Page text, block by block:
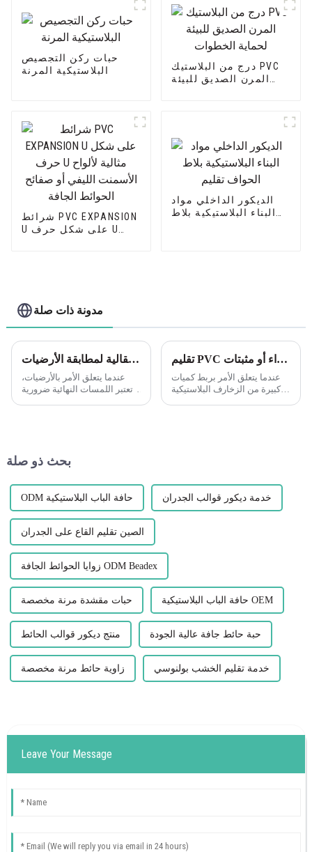
حبات ركن التجصيص
البلاستيكية المرنة
درج من البلاستيك PVC
المرن الصديق للبيئة
شرائط PVC EXPANSION
U على شكل حرف U
الديكور الداخلي مواد
البناء البلاستيكية بلاط
مدونة ذات صلة
فهم أهمية الملفات الانتقالية لمطابقة الأرضيات
عندما يتعلق الأمر بالأرضيات،
تعتبر اللمسات النهائية ضرورية
تقليم PVC الخارجي: الانضمام إلى عمليات التشغيل الطويلة إنها دائمًا فكرة جيدة أن تقوم بتجفيف قطعك لمعرفة ما إذا كنت قد حصلت على ملاءمة جيدة قبل تطبيق أي غراء أو مثبتات.
عندما يتعلق الأمر بربط كميات
كبيرة من الزخارف البلاستيكية
بحث ذو صلة
ODM حافة الباب البلاستيكية خدمة ديكور قوالب الجدران
الصين تقليم القاع على الجدران
زوايا الحوائط الجافة ODM Beadex
حبات مقشدة مرنة مخصصة حافة الباب البلاستيكية OEM
منتج ديكور قوالب الحائط حبة حائط جافة عالية الجودة
زاوية حائط مرنة مخصصة خدمة تقليم الخشب بولنوسي
Leave Your Message